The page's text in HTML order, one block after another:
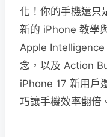
化！你的手機還只
新的 iPhone 教學
Apple Intelligence
念，以及 Action
iPhone 17 新用戶
巧讓手機效率翻倍